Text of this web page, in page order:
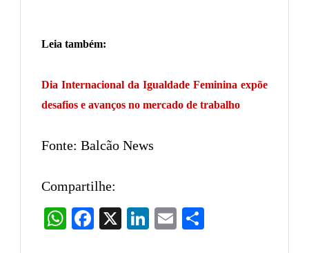
Leia também:
Dia Internacional da Igualdade Feminina expõe
desafios e avanços no mercado de trabalho
Fonte: Balcão News
Compartilhe:
WhatsAppFacebook LinkedIn
Email